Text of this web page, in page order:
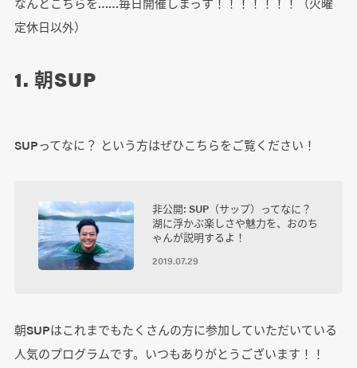
定休日以外）
1. 朝SUP
SUPってなに？ という方はぜひこちらをご覧ください！
非公開: SUP（サップ）ってなに？
湖に浮かぶ楽しさや魅力を、おのち
ゃんが説明するよ！
2019.07.29
朝SUPはこれまでもたくさんの方に参加していただいている
人気のプログラムです。いつもありがとうございます！！